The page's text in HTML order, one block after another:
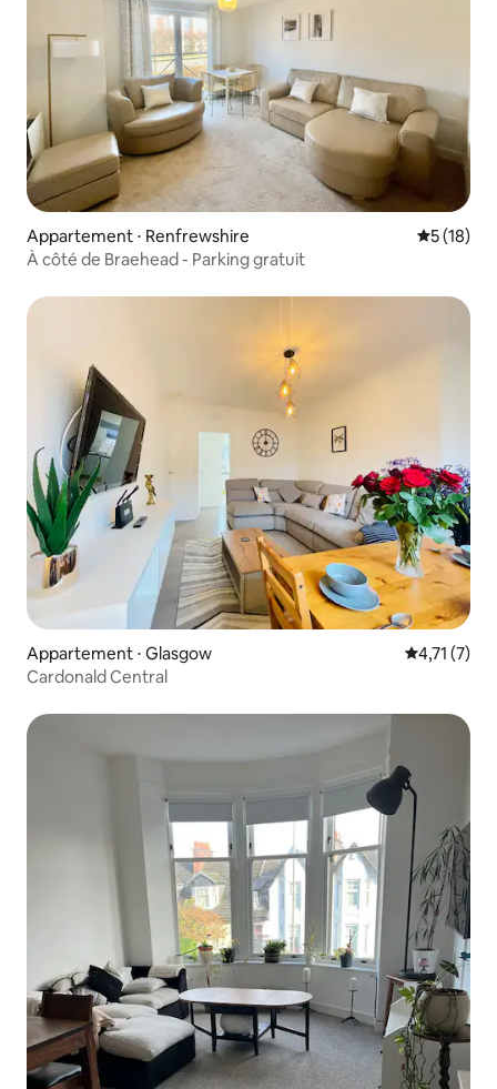
Appartement ⋅ Renfrewshire
5 (18)
À côté de Braehead - Parking gratuit
Appartement ⋅ Glasgow Évaluation
4,71 (7)
Cardonald Central